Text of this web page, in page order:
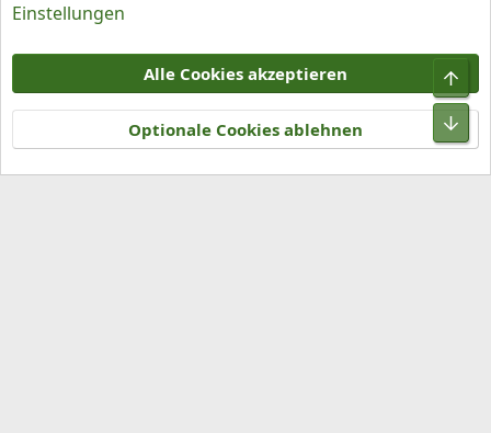
Nutzungsbedingungen
Datenschutz
Hilfe und Impressum
R
S
S
Community platform by XenForo® © 2010-2026 XenForo Ltd.
Einstellungen
Alle Cookies akzeptieren
Optionale Cookies ablehnen